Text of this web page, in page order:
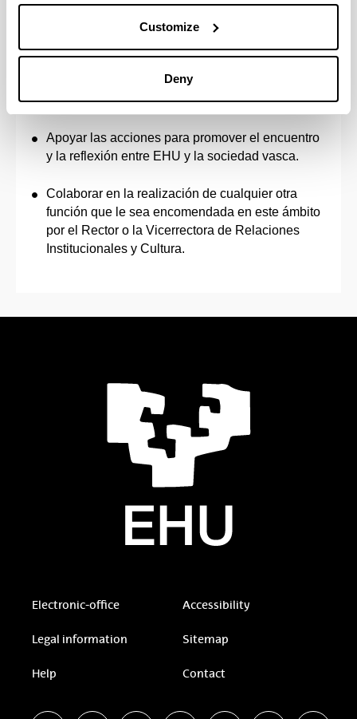
Customize
Deny
Coordinar acciones para el debate y la reflexión
estratégica en todos los centros de EHU.
estrategicos para la sociedad con tras
direcciones de EHU
Apoyar las acciones para promover el encuentro
y la reflexión entre EHU y la sociedad vasca.
Colaborar en la realización de cualquier otra
función que le sea encomendada en este ámbito
por el Rector o la Vicerrectora de Relaciones
Institucionales y Cultura.
Electronic-office Accessibility
Legal information Sitemap
Help Contact